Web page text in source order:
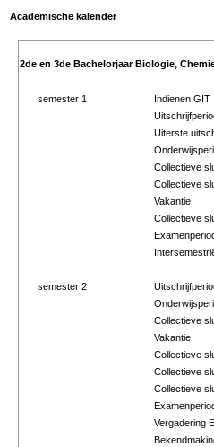
Academische kalender
2de en 3de Bachelorjaar Biologie,
semester 1
Indienen GIT
Uiterste
Collectieve
Collectieve
Vakantie
Collectieve
semester 2
Collectieve
Vakantie
Collectieve
Collectieve
Collectieve
Vergadering